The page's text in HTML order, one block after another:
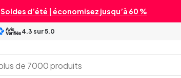
Soldes d’été | économisez jusqu’à 60 %
4.3 sur 5.0